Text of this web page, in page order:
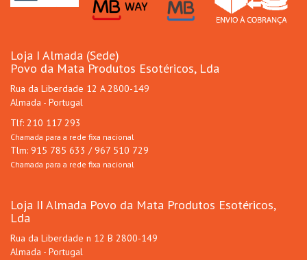
Loja I Almada (Sede)
Povo da Mata Produtos Esotéricos, Lda
Rua da Liberdade 12 A 2800-149
Almada - Portugal
Tlf: 210 117 293
Chamada para a rede fixa nacional
Tlm: 915 785 633 / 967 510 729
Chamada para a rede fixa nacional
Loja II Almada Povo da Mata Produtos Esotéricos,
Lda
Rua da Liberdade n 12 B 2800-149
Almada - Portugal